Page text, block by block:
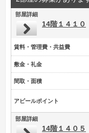
部屋詳細
14階１４１０
賃料・管理費・共益費
敷金・礼金
間取・面積
アピールポイント
部屋詳細
14階１４０５